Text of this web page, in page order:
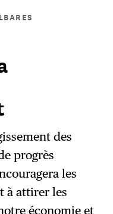
des
progrès
les
à attirer les
économie et